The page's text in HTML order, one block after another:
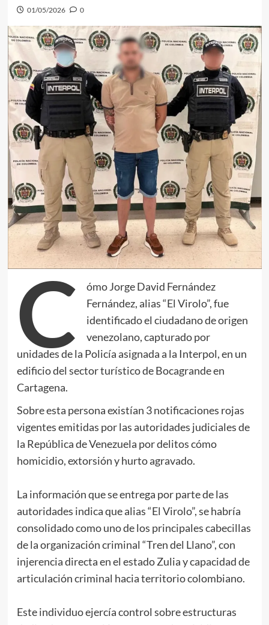
01/05/2026 0
C
ómo Jorge David Fernández
Fernández, alias “El Virolo”, fue
identificado el ciudadano de origen
venezolano, capturado por
unidades de la Policía asignada a la Interpol, en un
edificio del sector turístico de Bocagrande en
Cartagena.
Sobre esta persona existían 3 notificaciones rojas
vigentes emitidas por las autoridades judiciales de
la República de Venezuela por delitos cómo
homicidio, extorsión y hurto agravado.
La información que se entrega por parte de las
autoridades indica que alias “El Virolo”, se habría
consolidado como uno de los principales cabecillas
de la organización criminal “Tren del Llano”, con
injerencia directa en el estado Zulia y capacidad de
articulación criminal hacia territorio colombiano.
Este individuo ejercía control sobre estructuras